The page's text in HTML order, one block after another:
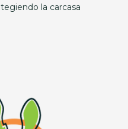
la carcasa